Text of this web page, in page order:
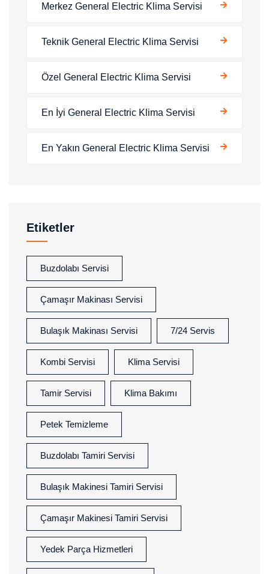
Merkez General Electric Klima Servisi
Teknik General Electric Klima Servisi
Özel General Electric Klima Servisi
En İyi General Electric Klima Servisi
En Yakın General Electric Klima Servisi
Etiketler
Buzdolabı Servisi
Çamaşır Makinası Servisi
Bulaşık Makinası Servisi 7/24 Servis
Kombi Servisi Klima Servisi
Tamir Servisi Klima Bakımı
Petek Temizleme
Buzdolabı Tamiri Servisi
Bulaşık Makinesi Tamiri Servisi
Çamaşır Makinesi Tamiri Servisi
Yedek Parça Hizmetleri